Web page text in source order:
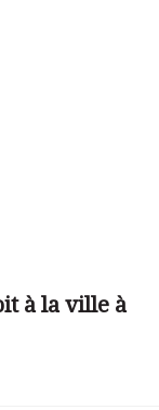
à la ville à